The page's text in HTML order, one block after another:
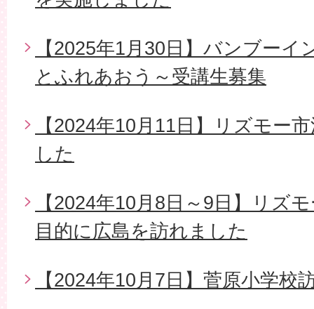
【2025年1月30日】バンブー
とふれあおう～受講生募集
【2024年10月11日】リズモー
した
【2024年10月8日～9日】リズ
目的に広島を訪れました
【2024年10月7日】菅原小学校